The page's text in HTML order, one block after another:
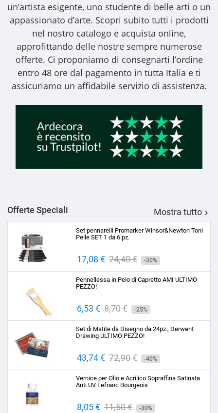
un’artista esigente, uno studente di belle arti o un
appassionato d’arte. Scopri subito tutti i prodotti
nel nostro catalogo e acquista online,
approfittando delle nostre sempre numerose
offerte. Ci proponiamo di consegnarti l’ordine
entro 48 ore dal pagamento in tutta Italia e ti
assicuriamo un affidabile servizio di assistenza.
Offerte Speciali Mostra tutto 
Set pennarelli Promarker Winsor&Newton Toni
Pelle SET 1 da 6 pz.
Prezzo
17,08 € Prezzo
base
24,40 € -30%
Pennellessa in Pelo di Capretto AMI ULTIMO
PEZZO!
Prezzo
6,53 € Prezzo
base
8,70 € -25%
Set di Matite da Disegno da 24pz., Derwent
Drawing ULTIMO PEZZO!
Prezzo
43,74 € Prezzo
base
72,90 € -40%
Vernice per Olio e Acrilico Sopraffina Satinata
Anti UV Lefranc Bourgeois
Prezzo
8,05 € Prezzo
11,50 € -30%